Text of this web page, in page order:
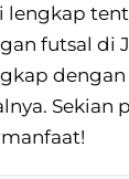
lengkap
futsal di
dengan
Sekian